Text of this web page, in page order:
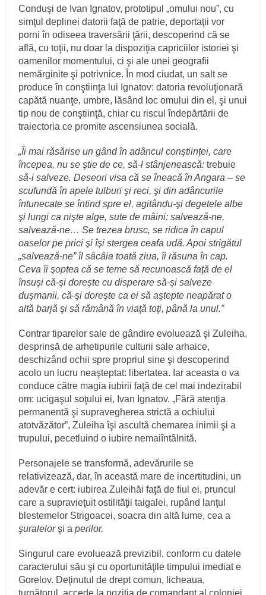
Conduşi de Ivan Ignatov, prototipul „omului nou”, cu
simţul deplinei datorii faţă de patrie, deportaţii vor
porni în odiseea traversării ţării, descoperind că se
află, cu toţii, nu doar la dispoziţia capriciilor istoriei şi
oamenilor momentului, ci şi ale unei geografii
nemărginite şi potrivnice. În mod ciudat, un salt se
produce în conştiinţa lui Ignatov: datoria revoluţionară
capătă nuanţe, umbre, lăsând loc omului din el, şi unui
tip nou de conştiinţă, chiar cu riscul îndepărtării de
traiectoria ce promite ascensiunea socială.
„Îi mai răsărise un gând în adâncul conştiinţei, care
începea, nu se ştie de ce, să-l stânjenească:trebuie
să-i salveze. Deseori visa că se îneacă în Angara – se
scufundă în apele tulburi şi reci, şi din adâncurile
întunecate se întind spre el, agitându-şi degetele albe
şi lungi ca nişte alge, sute de mâini: salvează-ne,
salvează-ne… Se trezea brusc, se ridica în capul
oaselor pe prici şi îşi stergea ceafa udă. Apoi strigătul
„salvează-ne” îl sâcâia toată ziua, îi răsuna în cap.
Ceva îi şoptea că se teme să recunoască faţă de el
însuşi că-şi doreşte cu disperare să-şi salveze
duşmanii, că-şi doreşte ca ei să aştepte neapărat o
altă barjă şi să rămână în viaţă toţi, până la unul.”
Contrar tiparelor sale de gândire evoluează şi Zuleiha,
desprinsă de arhetipurile culturii sale arhaice,
deschizând ochii spre propriul sine şi descoperind
acolo un lucru neaşteptat: libertatea. Iar aceasta o va
conduce către magia iubirii faţă de cel mai indezirabil
om: ucigaşul soţului ei, Ivan Ignatov. „Fără atenţia
permanentă şi supravegherea strictă a ochiului
atotvăzător”, Zuleiha îşi ascultă chemarea inimii şi a
trupului, pecetluind o iubire nemaiîntâlnită.
Personajele se transformă, adevărurile se
relativizează, dar, în această mare de incertitudini, un
adevăr e cert: iubirea Zuleihăi faţă de fiul ei, pruncul
care a supravieţuit ostilităţii taigalei, rupând lanţul
blestemelor Strigoacei, soacra din altă lume, cea a
şuralelorşi a perilor.
Singurul care evoluează previzibil, conform cu datele
caracterului său şi cu oportunităţile timpului imediat e
Gorelov. Deţinutul de drept comun, licheaua,